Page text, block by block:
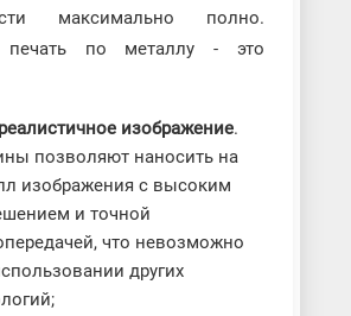
максимально полно.
печать по металлу - это
изображение.
позволяют наносить на
изображения с высоким
и точной
что невозможно
других